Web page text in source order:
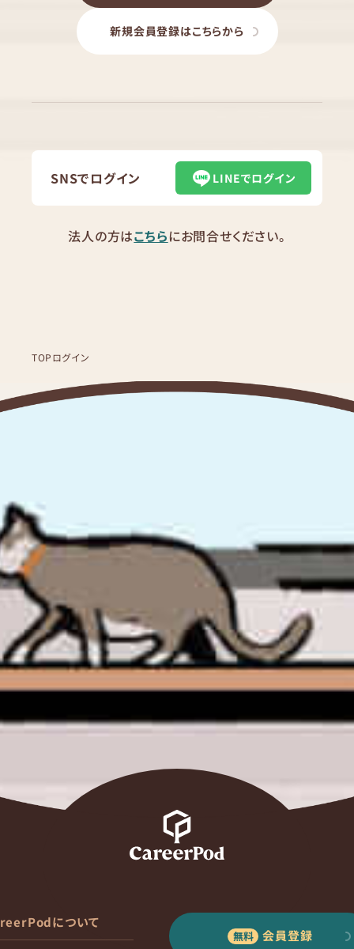
新規会員登録はこちらから
SNSでログイン LINEでログイン
法人の方はこちらにお問合せください。
TOPログイン
について
会員登録